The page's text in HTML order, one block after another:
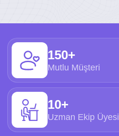
150+
Mutlu Müşteri
10+
Uzman Ekip Üyesi